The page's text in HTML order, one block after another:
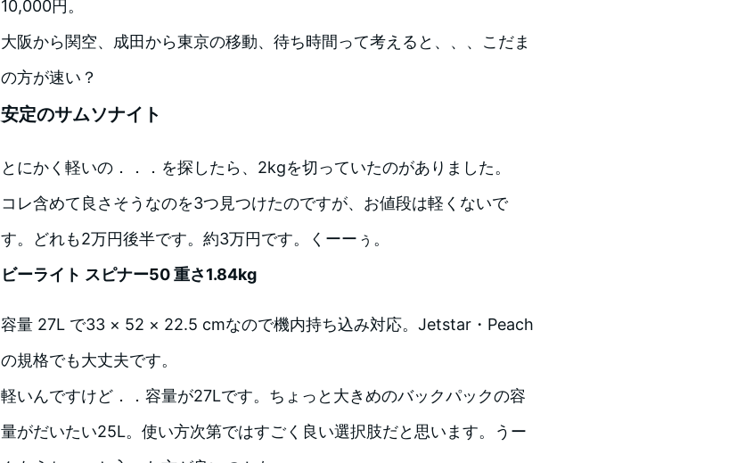
10,000円。
大阪から関空、成田から東京の移動、待ち時間って考えると、、、こだま
の方が速い？
安定のサムソナイト
とにかく軽いの．．．を探したら、2kgを切っていたのがありました。
コレ含めて良さそうなのを3つ見つけたのですが、お値段は軽くないで
す。どれも2万円後半です。約3万円です。くーーぅ。
ビーライト スピナー50 重さ1.84kg
容量 27L で33 × 52 × 22.5 cmなので機内持ち込み対応。Jetstar・Peach
の規格でも大丈夫です。
軽いんですけど．．容量が27Lです。ちょっと大きめのバックパックの容
量がだいたい25L。使い方次第ではすごく良い選択肢だと思います。うー